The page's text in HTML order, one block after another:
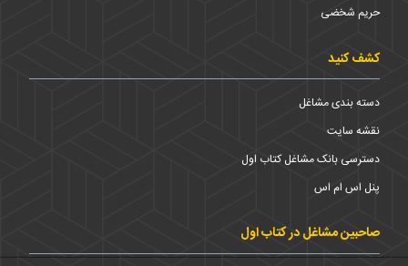
حریم شخضی
کشف کنید
دسته بندی مشاغل
نقشه سایت
دسترسی بانک مشاغل کتاب اول
پنل اس ام اس
صاحبین مشاغل در کتاب اول